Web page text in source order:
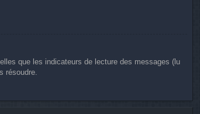
que les indicateurs de lecture des messages (lu
résoudre.